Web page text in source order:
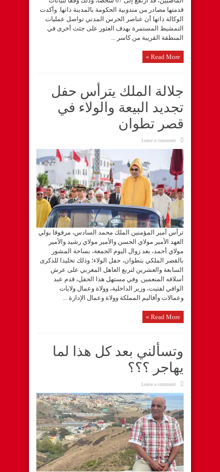
قدمتها مصادر من مندوبية الحكومة بالمدينة ذاتها. وأكدت
الوكالة ذاتها أن عناصر الحرس المدني تواصل عمليات
التمشيط المستمرة بهدف العثور على جثث أخرى في
المنطقة القريبة من كاسر ...
Read More »
جلالة الملك يترأس حفل
تجديد البيعة والولاء في
قصر تطوان
Leave a comment
ترأس أمير المؤمنين الملك محمد السادس، مرفوقا بولي
العهد الأمير مولاي الحسن والأمير مولاي رشيد والأمير
مولاي أحمد، بعد زوال اليوم الجمعة، بساحة المشور
بالقصر الملكي بتطوان، حفل الولاء؛ وذلك تخليدا للذكرى
السابعة والعشرين لتربع العاهل المغربي على عرش
أسلافه المنعمين. وفي مستهل هذا الحفل، قدم عبد
الوافي لفتيت، وزير الداخلية، وولاة وعمال ولايات
وعمالات وأقاليم المملكة وولاة وعمال الإدارة ...
Read More »
وتسألني بعد كل هذا لما
يهاجر ؟؟؟
Leave a comment